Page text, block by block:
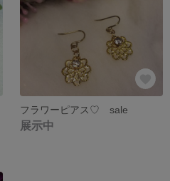
フラワーピアス♡ sale
展示中